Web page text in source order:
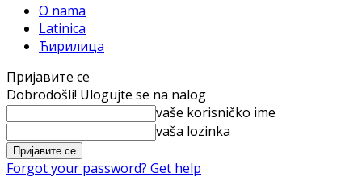
O nama
Latinica
Ћирилица
Пријавите се
Dobrodošli! Ulogujte se na nalog
vaše korisničko ime
vaša lozinka
Forgot your password? Get help